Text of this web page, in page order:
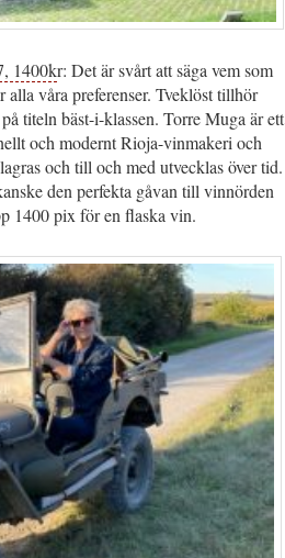
1400kr: Det är svårt att säga vem som
våra preferenser. Tveklöst tillhör
titeln bäst-i-klassen. Torre Muga är ett
och modernt Rioja-vinmakeri och
och till och med utvecklas över tid.
den perfekta gåvan till vinnörden
1400 pix för en flaska vin.